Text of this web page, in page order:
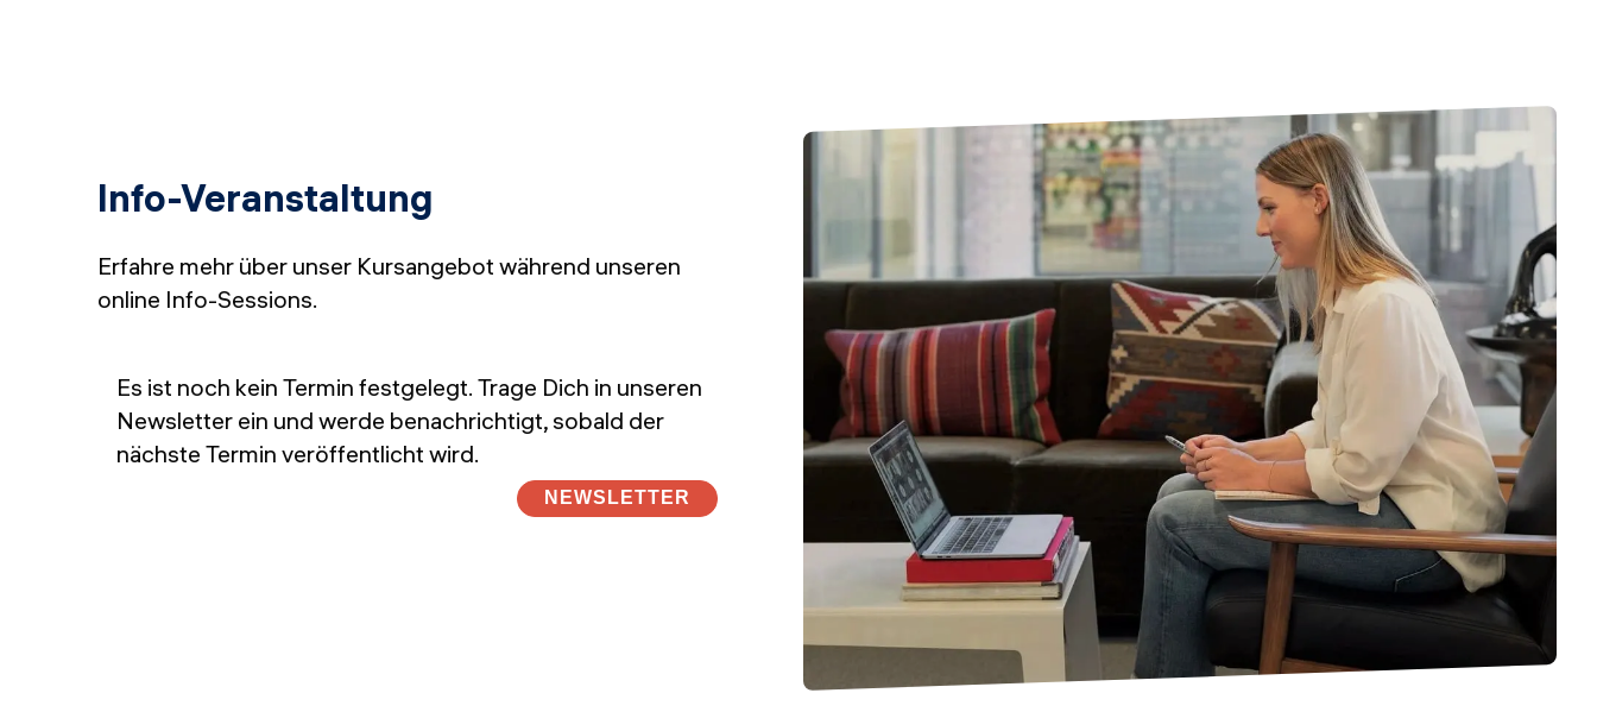
Info-Veranstaltung
Erfahre mehr über unser Kursangebot während unseren
online Info-Sessions.
Es ist noch kein Termin festgelegt. Trage Dich in unseren
Newsletter ein und werde benachrichtigt, sobald der
nächste Termin veröffentlicht wird.
NEWSLETTER